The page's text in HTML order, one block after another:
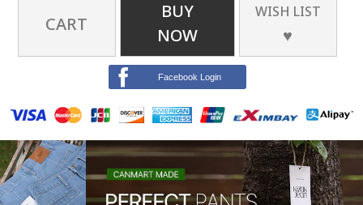
CART
BUY
NOW
WISH LIST
♥
Facebook Login